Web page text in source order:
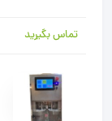
تماس بگیرید